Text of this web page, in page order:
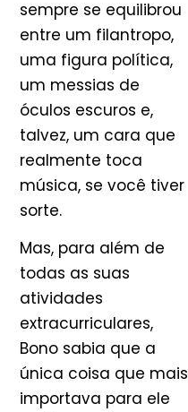
sempre se equilibrou
entre um filantropo,
uma figura política,
um messias de
óculos escuros e,
talvez, um cara que
realmente toca
música, se você tiver
sorte.
Mas, para além de
todas as suas
atividades
extracurriculares,
Bono sabia que a
única coisa que mais
importava para ele